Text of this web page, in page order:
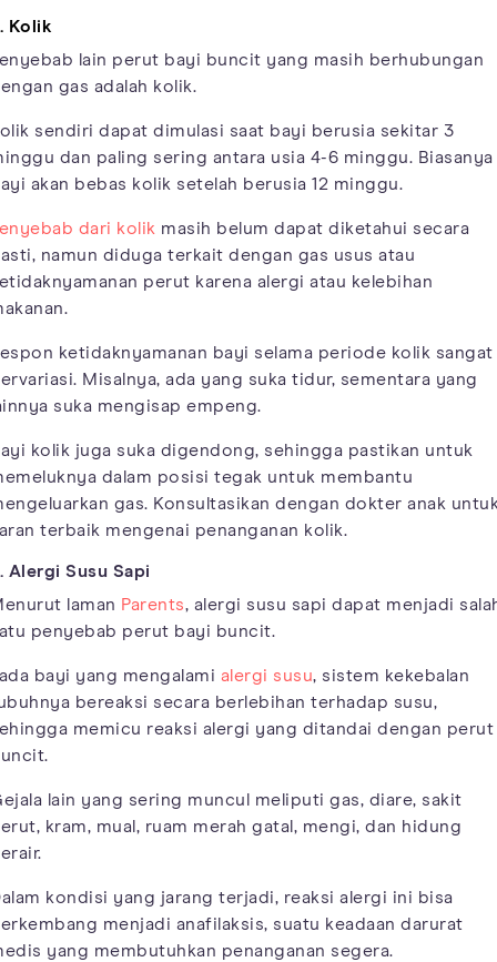
Kolik
lain perut bayi buncit yang masih berhubungan
gas adalah kolik.
sendiri dapat dimulasi saat bayi berusia sekitar 3
dan paling sering antara usia 4-6 minggu. Biasanya
akan bebas kolik setelah berusia 12 minggu.
dari kolik masih belum dapat diketahui secara
namun diduga terkait dengan gas usus atau
perut karena alergi atau kelebihan
ketidaknyamanan bayi selama periode kolik sangat
Misalnya, ada yang suka tidur, sementara yang
suka mengisap empeng.
kolik juga suka digendong, sehingga pastikan untuk
dalam posisi tegak untuk membantu
gas. Konsultasikan dengan dokter anak
terbaik mengenai penanganan kolik.
Alergi Susu Sapi
laman Parents, alergi susu sapi dapat menjadi
penyebab perut bayi buncit.
bayi yang mengalami alergi susu, sistem kekebalan
bereaksi secara berlebihan terhadap susu,
memicu reaksi alergi yang ditandai dengan perut
lain yang sering muncul meliputi gas, diare, sakit
kram, mual, ruam merah gatal, mengi, dan hidung
kondisi yang jarang terjadi, reaksi alergi ini bisa
menjadi anafilaksis, suatu keadaan darurat
yang membutuhkan penanganan segera.